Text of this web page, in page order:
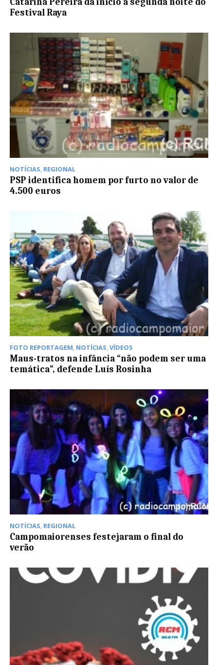
Festival Raya
NOTÍCIAS, REGIONAL
PSP identifica homem por furto no valor de
4.500 euros
FOTO REPORTAGEM, NOTÍCIAS,VÍDEOS
Maus-tratos na infância “não podem ser uma
temática”, defende Luís Rosinha
NOTÍCIAS, REGIONAL
Campomaiorenses festejaram o final do
verão